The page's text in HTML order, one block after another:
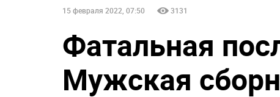
15 февраля 2022, 07:50 3131
Фатальная
Мужская